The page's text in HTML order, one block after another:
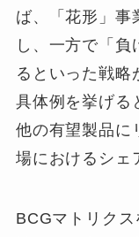
ば、「花形」事
し、一方で「負
るといった戦略
具体例を挙げる
他の有望製品に
場におけるシェ
BCGマトリクス